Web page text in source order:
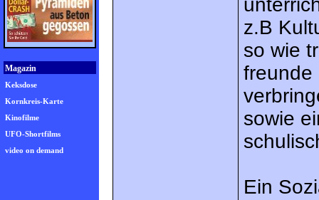
Magazin
Keksdose
Kornkreis-Karte
Kinofilme
UFO-Shortfilms
video on demand
z.B
so wie
freunde
sowie
Ein